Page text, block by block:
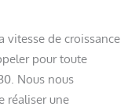
vitesse de croissance
pour toute
Nous nous
réaliser une